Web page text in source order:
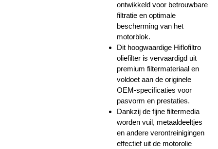
ontwikkeld voor betrouwbare
filtratie en optimale
bescherming van het
motorblok.
Dit hoogwaardige Hiflofiltro
oliefilter is vervaardigd uit
premium filtermateriaal en
voldoet aan de originele
OEM-specificaties voor
pasvorm en prestaties.
Dankzij de fijne filtermedia
worden vuil, metaaldeeltjes
en andere verontreinigingen
effectief uit de motorolie